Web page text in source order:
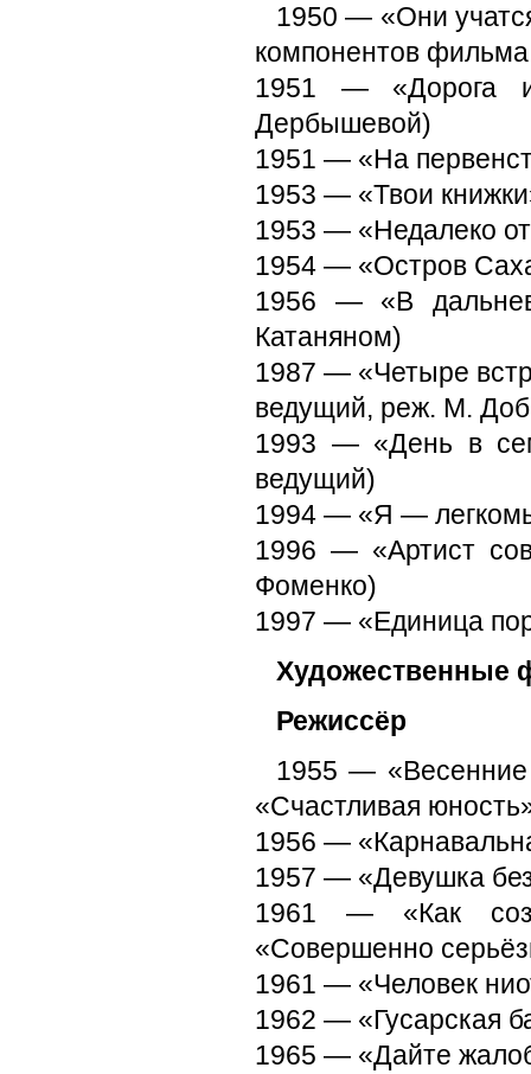
1950 — «Они
компонентов
1951 — «Дорога
Дербышевой)
1951 — «На
1953 — «Твои
1953 — «Недалеко
1954 — «Остров
1956 — «В
Катаняном)
1987 — «Четыре
ведущий, реж. М.
1993 — «День в
ведущий)
1994 — «Я —
1996 — «Артист
Фоменко)
1997 — «Единица
Художественные
Режиссёр
1955 — «Весенние
«Счастливая
1956 —
1957 — «Девушка
1961 — «Как
«Совершенно
1961 — «Человек
1962 — «Гусарская
1965 — «Дайте